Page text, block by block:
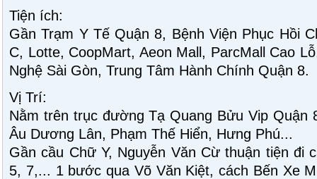
Tiện ích:
Gần Trạm Y Tế Quận 8, Bệnh Viện Phục Hồi
C, Lotte, CoopMart, Aeon Mall, ParcMall Cao
Nghệ Sài Gòn, Trung Tâm Hành Chính Quận 8.
Vị Trí:
Nằm trên trục đường Tạ Quang Bửu Vip Quận
Âu Dương Lân, Phạm Thế Hiển, Hưng Phú...
Gần cầu Chữ Y, Nguyễn Văn Cừ thuận tiện đi
5, 7,... 1 bước qua Võ Văn Kiệt, cách Bến Xe